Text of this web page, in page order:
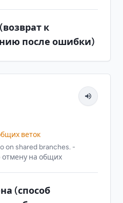
к
после ошибки)
веток
on shared branches. -
отмену на общих
(способ